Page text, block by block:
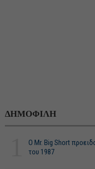
ΔΗΜΟΦΙΛΗ
O Mr. Big Short
του 1987